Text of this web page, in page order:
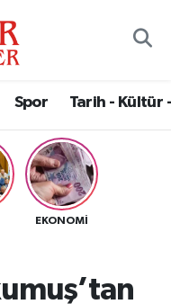
Spor Tarih - Kültür
EKONOMI